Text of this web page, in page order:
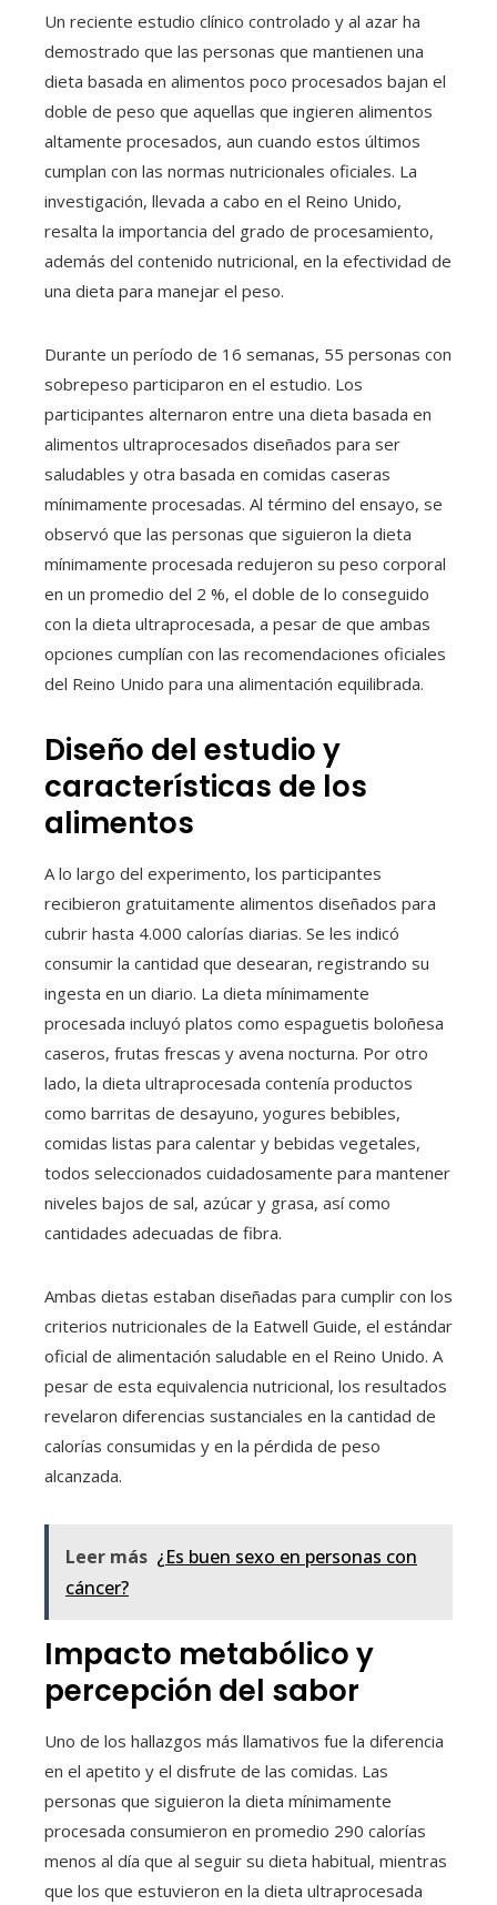
Un reciente estudio clínico controlado y al azar ha
demostrado que las personas que mantienen una
dieta basada en alimentos poco procesados bajan el
doble de peso que aquellas que ingieren alimentos
altamente procesados, aun cuando estos últimos
cumplan con las normas nutricionales oficiales. La
investigación, llevada a cabo en el Reino Unido,
resalta la importancia del grado de procesamiento,
además del contenido nutricional, en la efectividad de
una dieta para manejar el peso.
Durante un período de 16 semanas, 55 personas con
sobrepeso participaron en el estudio. Los
participantes alternaron entre una dieta basada en
alimentos ultraprocesados diseñados para ser
saludables y otra basada en comidas caseras
mínimamente procesadas. Al término del ensayo, se
observó que las personas que siguieron la dieta
mínimamente procesada redujeron su peso corporal
en un promedio del 2 %, el doble de lo conseguido
con la dieta ultraprocesada, a pesar de que ambas
opciones cumplían con las recomendaciones oficiales
del Reino Unido para una alimentación equilibrada.
Diseño del estudio y
características de los
alimentos
A lo largo del experimento, los participantes
recibieron gratuitamente alimentos diseñados para
cubrir hasta 4.000 calorías diarias. Se les indicó
consumir la cantidad que desearan, registrando su
ingesta en un diario. La dieta mínimamente
procesada incluyó platos como espaguetis boloñesa
caseros, frutas frescas y avena nocturna. Por otro
lado, la dieta ultraprocesada contenía productos
como barritas de desayuno, yogures bebibles,
comidas listas para calentar y bebidas vegetales,
todos seleccionados cuidadosamente para mantener
niveles bajos de sal, azúcar y grasa, así como
cantidades adecuadas de fibra.
Ambas dietas estaban diseñadas para cumplir con los
criterios nutricionales de la Eatwell Guide, el estándar
oficial de alimentación saludable en el Reino Unido. A
pesar de esta equivalencia nutricional, los resultados
revelaron diferencias sustanciales en la cantidad de
calorías consumidas y en la pérdida de peso
alcanzada.
Leer más ¿Es buen sexo en personas con
cáncer?
Impacto metabólico y
percepción del sabor
Uno de los hallazgos más llamativos fue la diferencia
en el apetito y el disfrute de las comidas. Las
personas que siguieron la dieta mínimamente
procesada consumieron en promedio 290 calorías
menos al día que al seguir su dieta habitual, mientras
que los que estuvieron en la dieta ultraprocesada